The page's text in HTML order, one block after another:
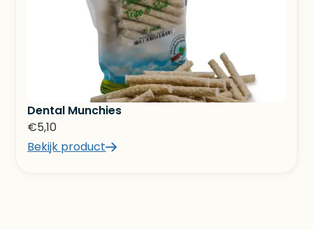
Dental Munchies
€5,10
Bekijk product